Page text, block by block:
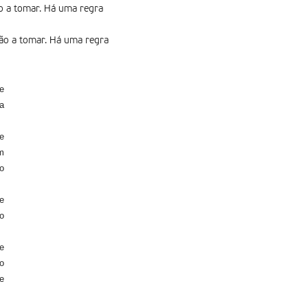
a tomar. Há uma regra
a tomar. Há uma regra